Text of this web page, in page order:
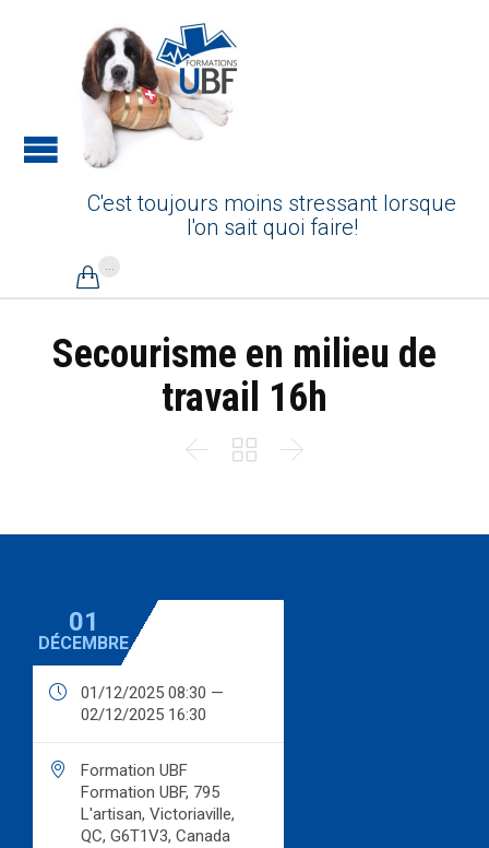
C'est toujours moins stressant lorsque
l'on sait quoi faire!

Secourisme en milieu de
travail 16h
  
01
DÉCEMBRE

01/12/2025 08:30 —
02/12/2025 16:30

Formation UBF
Formation UBF, 795
L'artisan, Victoriaville,
QC, G6T1V3, Canada